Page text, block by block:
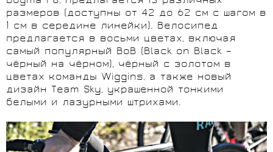
размеров (доступны от 42 до 62 см с шагом в
1 см в середине линейки). Велосипед
предлагается в восьми цветах, включая
самый популярный BoB (Black on Black –
чёрный на чёрном), чёрный с золотом в
цветах команды Wiggins, а также новый
дизайн Team Sky, украшенной тонкими
белыми и лазурными штрихами.